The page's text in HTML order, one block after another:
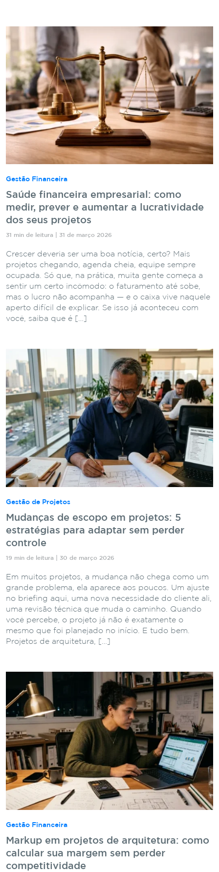
Gestão Financeira
Saúde financeira empresarial: como
medir, prever e aumentar a lucratividade
dos seus projetos
31 min de leitura | 31 de março 2026
Crescer deveria ser uma boa notícia, certo? Mais
projetos chegando, agenda cheia, equipe sempre
ocupada. Só que, na prática, muita gente começa a
sentir um certo incômodo: o faturamento até sobe,
mas o lucro não acompanha — e o caixa vive naquele
aperto difícil de explicar. Se isso já aconteceu com
você, saiba que é […]
Gestão de Projetos
Mudanças de escopo em projetos: 5
estratégias para adaptar sem perder
controle
19 min de leitura | 30 de março 2026
Em muitos projetos, a mudança não chega como um
grande problema, ela aparece aos poucos. Um ajuste
no briefing aqui, uma nova necessidade do cliente ali,
uma revisão técnica que muda o caminho. Quando
você percebe, o projeto já não é exatamente o
mesmo que foi planejado no início. E tudo bem.
Projetos de arquitetura, […]
Gestão Financeira
Markup em projetos de arquitetura: como
calcular sua margem sem perder
competitividade